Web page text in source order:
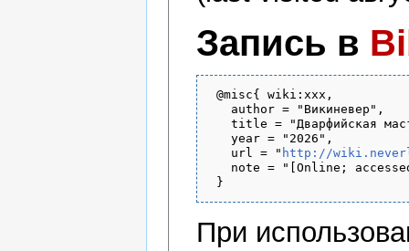
Запись в
@misc{ wiki:xxx,
   author = "Викиневер",
title = "Дварфийская
   year = "2026",
   url = "
http://wiki.neverlands.ru/
note = "[Online;
При